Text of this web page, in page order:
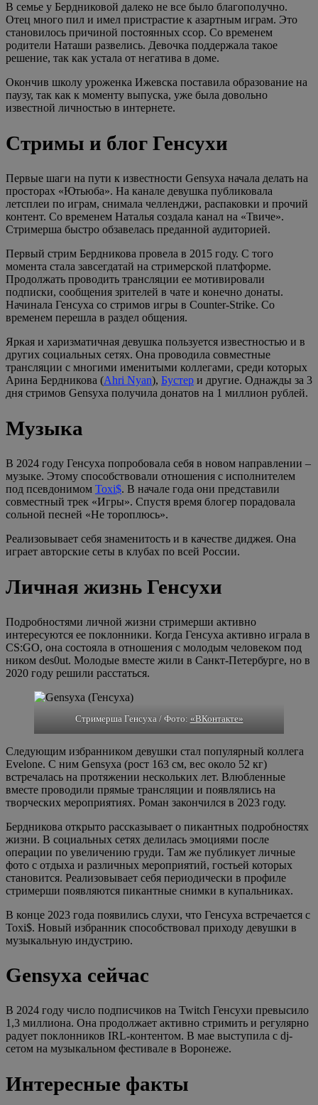
В семье у Бердниковой далеко не все было благополучно.
Отец много пил и имел пристрастие к азартным играм. Это
становилось причиной постоянных ссор. Со временем
родители Наташи развелись. Девочка поддержала такое
решение, так как устала от негатива в доме.
Окончив школу уроженка Ижевска поставила образование на
паузу, так как к моменту выпуска, уже была довольно
известной личностью в интернете.
Стримы и блог Генсухи
Первые шаги на пути к известности Gensyxa начала делать на
просторах «Ютьюба». На канале девушка публиковала
летсплеи по играм, снимала челленджи, распаковки и прочий
контент. Со временем Наталья создала канал на «Твиче».
Стримерша быстро обзавелась преданной аудиторией.
Первый стрим Бердникова провела в 2015 году. С того
момента стала завсегдатай на стримерской платформе.
Продолжать проводить трансляции ее мотивировали
подписки, сообщения зрителей в чате и конечно донаты.
Начинала Генсуха со стримов игры в Counter-Strike. Со
временем перешла в раздел общения.
Яркая и харизматичная девушка пользуется известностью и в
других социальных сетях. Она проводила совместные
трансляции с многими именитыми коллегами, среди которых
Арина Бердникова (Ahri Nyan), Бустер и другие. Однажды за 3
дня стримов Gensyxa получила донатов на 1 миллион рублей.
Музыка
В 2024 году Генсуха попробовала себя в новом направлении –
музыке. Этому способствовали отношения с исполнителем
под псевдонимом Toxi$. В начале года они представили
совместный трек «Игры». Спустя время блогер порадовала
сольной песней «Не тороплюсь».
Реализовывает себя знаменитость и в качестве диджея. Она
играет авторские сеты в клубах по всей России.
Личная жизнь Генсухи
Подробностями личной жизни стримерши активно
интересуются ее поклонники. Когда Генсуха активно играла в
CS:GO, она состояла в отношения с молодым человеком под
ником des0ut. Молодые вместе жили в Санкт-Петербурге, но в
2020 году решили расстаться.
Стримерша Генсуха / Фото: «ВКонтакте»
Следующим избранником девушки стал популярный коллега
Evelone. С ним Gensyxa (рост 163 см, вес около 52 кг)
встречалась на протяжении нескольких лет. Влюбленные
вместе проводили прямые трансляции и появлялись на
творческих мероприятиях. Роман закончился в 2023 году.
Бердникова открыто рассказывает о пикантных подробностях
жизни. В социальных сетях делилась эмоциями после
операции по увеличению груди. Там же публикует личные
фото с отдыха и различных мероприятий, гостьей которых
становится. Реализовывает себя периодически в профиле
стримерши появляются пикантные снимки в купальниках.
В конце 2023 года появились слухи, что Генсуха встречается с
Toxi$. Новый избранник способствовал приходу девушки в
музыкальную индустрию.
Gensyxa сейчас
В 2024 году число подписчиков на Twitch Генсухи превысило
1,3 миллиона. Она продолжает активно стримить и регулярно
радует поклонников IRL-контентом. В мае выступила с dj-
сетом на музыкальном фестивале в Воронеже.
Интересные факты